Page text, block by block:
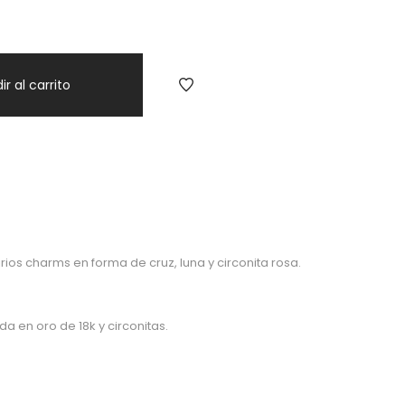
al carrito
charms en forma de cruz, luna y circonita rosa.
en oro de 18k y circonitas.